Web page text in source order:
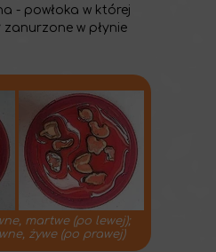
martwe (po lewej);
żywe (po prawej)
- powłoka w której
w płynie